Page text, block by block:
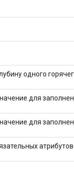
одного
для
для
атрибутов